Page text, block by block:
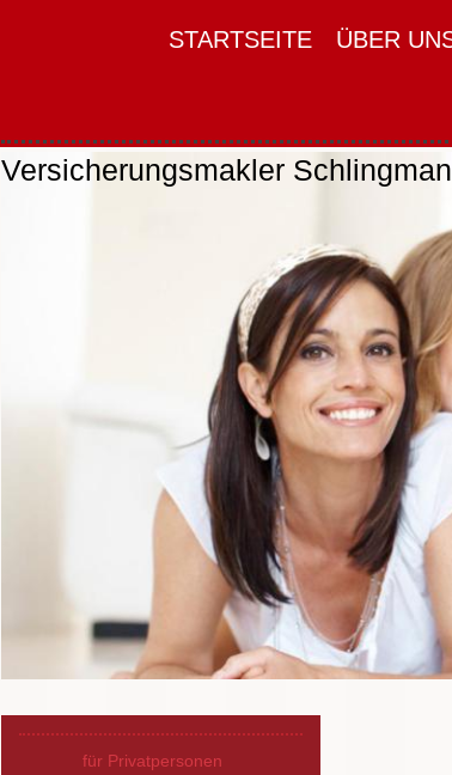
STARTSEITE ÜBER
Versicherungsmakler
für Privatpersonen